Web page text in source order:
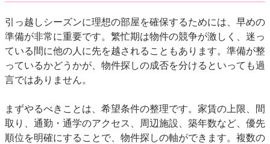
引っ越しシーズンに理想の部屋を確保するためには、早めの
準備が非常に重要です。繁忙期は物件の競争が激しく、迷っ
ている間に他の人に先を越されることもあります。準備が整
っているかどうかが、物件探しの成否を分けるといっても過
言ではありません。
まずやるべきことは、希望条件の整理です。家賃の上限、間
取り、通勤・通学のアクセス、周辺施設、築年数など、優先
順位を明確にすることで、物件探しの軸ができます。複数の